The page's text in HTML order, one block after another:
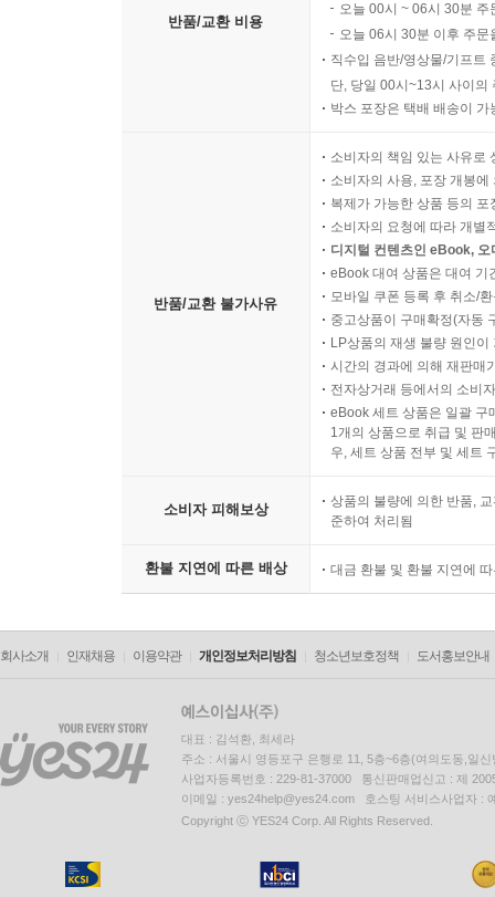
반품/교환 비용
오늘 00시 ~ 06시 30분
오늘 06시 30분 이후 주
직수입 음반/영상물/기프트
단, 당일 00시~13시 사이의
박스 포장은 택배 배송이
반품/교환 불가사유
소비자의 책임 있는 사유로
소비자의 사용, 포장 개봉
복제가 가능한 상품 등의
소비자의 요청에 따라 개별
디지털 컨텐츠인 eBook,
eBook 대여 상품은 대여 기
모바일 쿠폰 등록 후 취소/
중고상품이 구매확정(자동
LP상품의 재생 불량 원인
시간의 경과에 의해 재판매
전자상거래 등에서의 소비
eBook 세트 상품은 일괄 구
1개의 상품으로 취급 및 판
우, 세트 상품 전부 및 세트
소비자 피해보상
상품의 불량에 의한 반품,
준하여 처리됨
환불 지연에 따른 배상 대금 환불 및 환불 지연에
회사소개 인재채용 이용약관 개인정보처리방침 청소년보호정책 도서홍보안내
대표 : 김석환, 최세라
주소 : 서울시 영등포구 은행로 11, 5층~6층(여의도동,일신
사업자등록번호 : 229-81-37000 통신판매업신고 : 제
이메일 : yes24help@yes24.com 호스팅 서비스사업자 :
Copyright ⓒ YES24 Corp. All Rights Reserved.